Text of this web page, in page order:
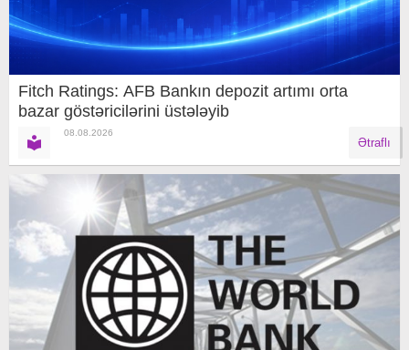
Fitch Ratings: AFB Bankın depozit artımı orta
bazar göstəricilərini üstələyib
08.08.2026
Ətraflı